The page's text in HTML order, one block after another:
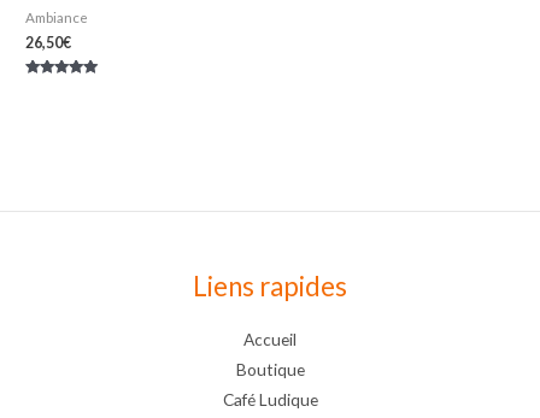
Ambiance
26,50€
Liens rapides
Accueil
Boutique
Café Ludique